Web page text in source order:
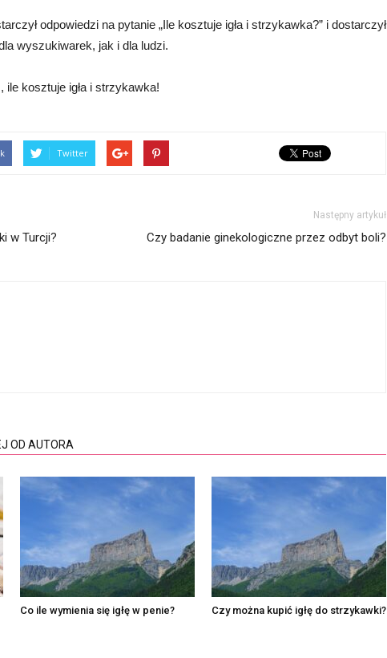
odpowiedzi na pytanie „Ile kosztuje igła i strzykawka?” i dostarczył
wyszukiwarek, jak i dla ludzi.
ile kosztuje igła i strzykawka!
Twitter
w Turcji?
Następny artykuł
Czy badanie ginekologiczne przez odbyt boli?
OD AUTORA
Co ile wymienia się igłę w penie? Czy można kupić igłę do strzykawki?